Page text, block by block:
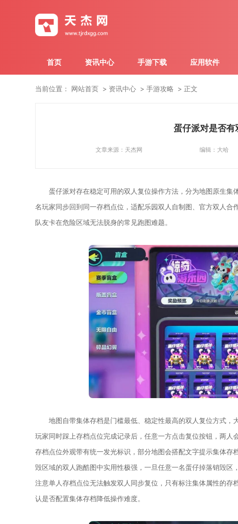
首页 资讯中心 手游下载 应用软件
当前位置： 网站首页 资讯中心 手游攻略 正文
蛋仔派对是否
文章来源： 天杰网 编辑： 大哈
蛋仔派对存在稳定可用的双人复位操作方法，分为地图原生
名玩家同步回到同一存档点位，适配乐园双人自制图、官方双人合
队友卡在危险区域无法脱身的常见跑图难题。
地图自带集体存档是门槛最低、稳定性最高的双人复位方式
玩家同时踩上存档点位完成记录后，任意一方点击复位按钮，两
存档点位外观带有统一发光标识，部分地图会搭配文字提示集体
毁区域的双人跑酷图中实用性极强，一旦任意一名蛋仔掉落销毁
注意单人存档点位无法触发双人同步复位，只有标注集体属性的
认是否配置集体存档降低操作难度。